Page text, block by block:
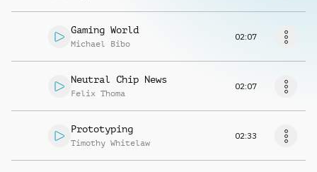
Gaming World
Michael Bibo
02:07
Neutral Chip News
Felix Thoma
02:07
Prototyping
Timothy Whitelaw
02:33